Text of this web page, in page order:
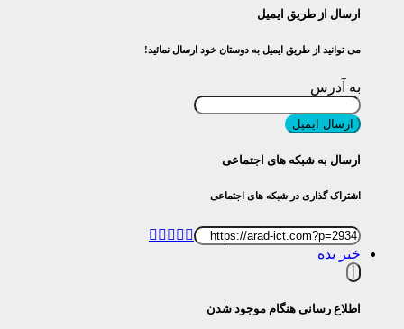
ارسال از طریق ایمیل
می توانید از طریق ایمیل به دوستان خود ارسال نمائید!
به آدرس
ارسال ایمیل
ارسال به شبکه های اجتماعی
اشتراک گذاری در شبکه های اجتماعی
خبر بده
اطلاع رسانی هنگام موجود شدن